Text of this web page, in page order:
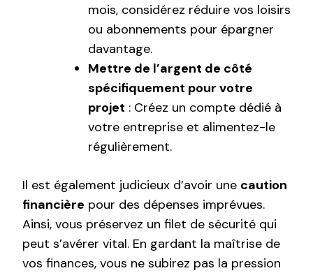
mois, considérez réduire vos loisirs
ou abonnements pour épargner
davantage.
Mettre de l’argent de côté
spécifiquement pour votre
projet : Créez un compte dédié à
votre entreprise et alimentez-le
régulièrement.
Il est également judicieux d’avoir une caution
financière pour des dépenses imprévues.
Ainsi, vous préservez un filet de sécurité qui
peut s’avérer vital. En gardant la maîtrise de
vos finances, vous ne subirez pas la pression